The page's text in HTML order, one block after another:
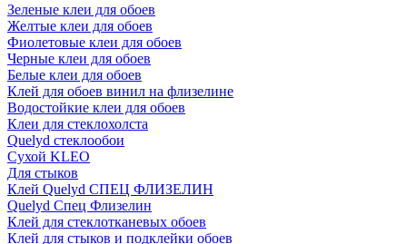
Зелeные клеи для обоев
Жeлтые клеи для обоев
Фиолетовые клеи для обоев
Чeрные клеи для обоев
Белые клеи для обоев
Клей для обоев винил на флизелине
Водостойкие клеи для обоев
Клеи для стеклохолста
Quelyd стеклообои
Сухой KLEO
Для стыков
Клей Quelyd СПЕЦ ФЛИЗЕЛИН
Quelyd Спец Флизелин
Клей для стеклотканевых обоев
Клей для стыков и подклейки обоев